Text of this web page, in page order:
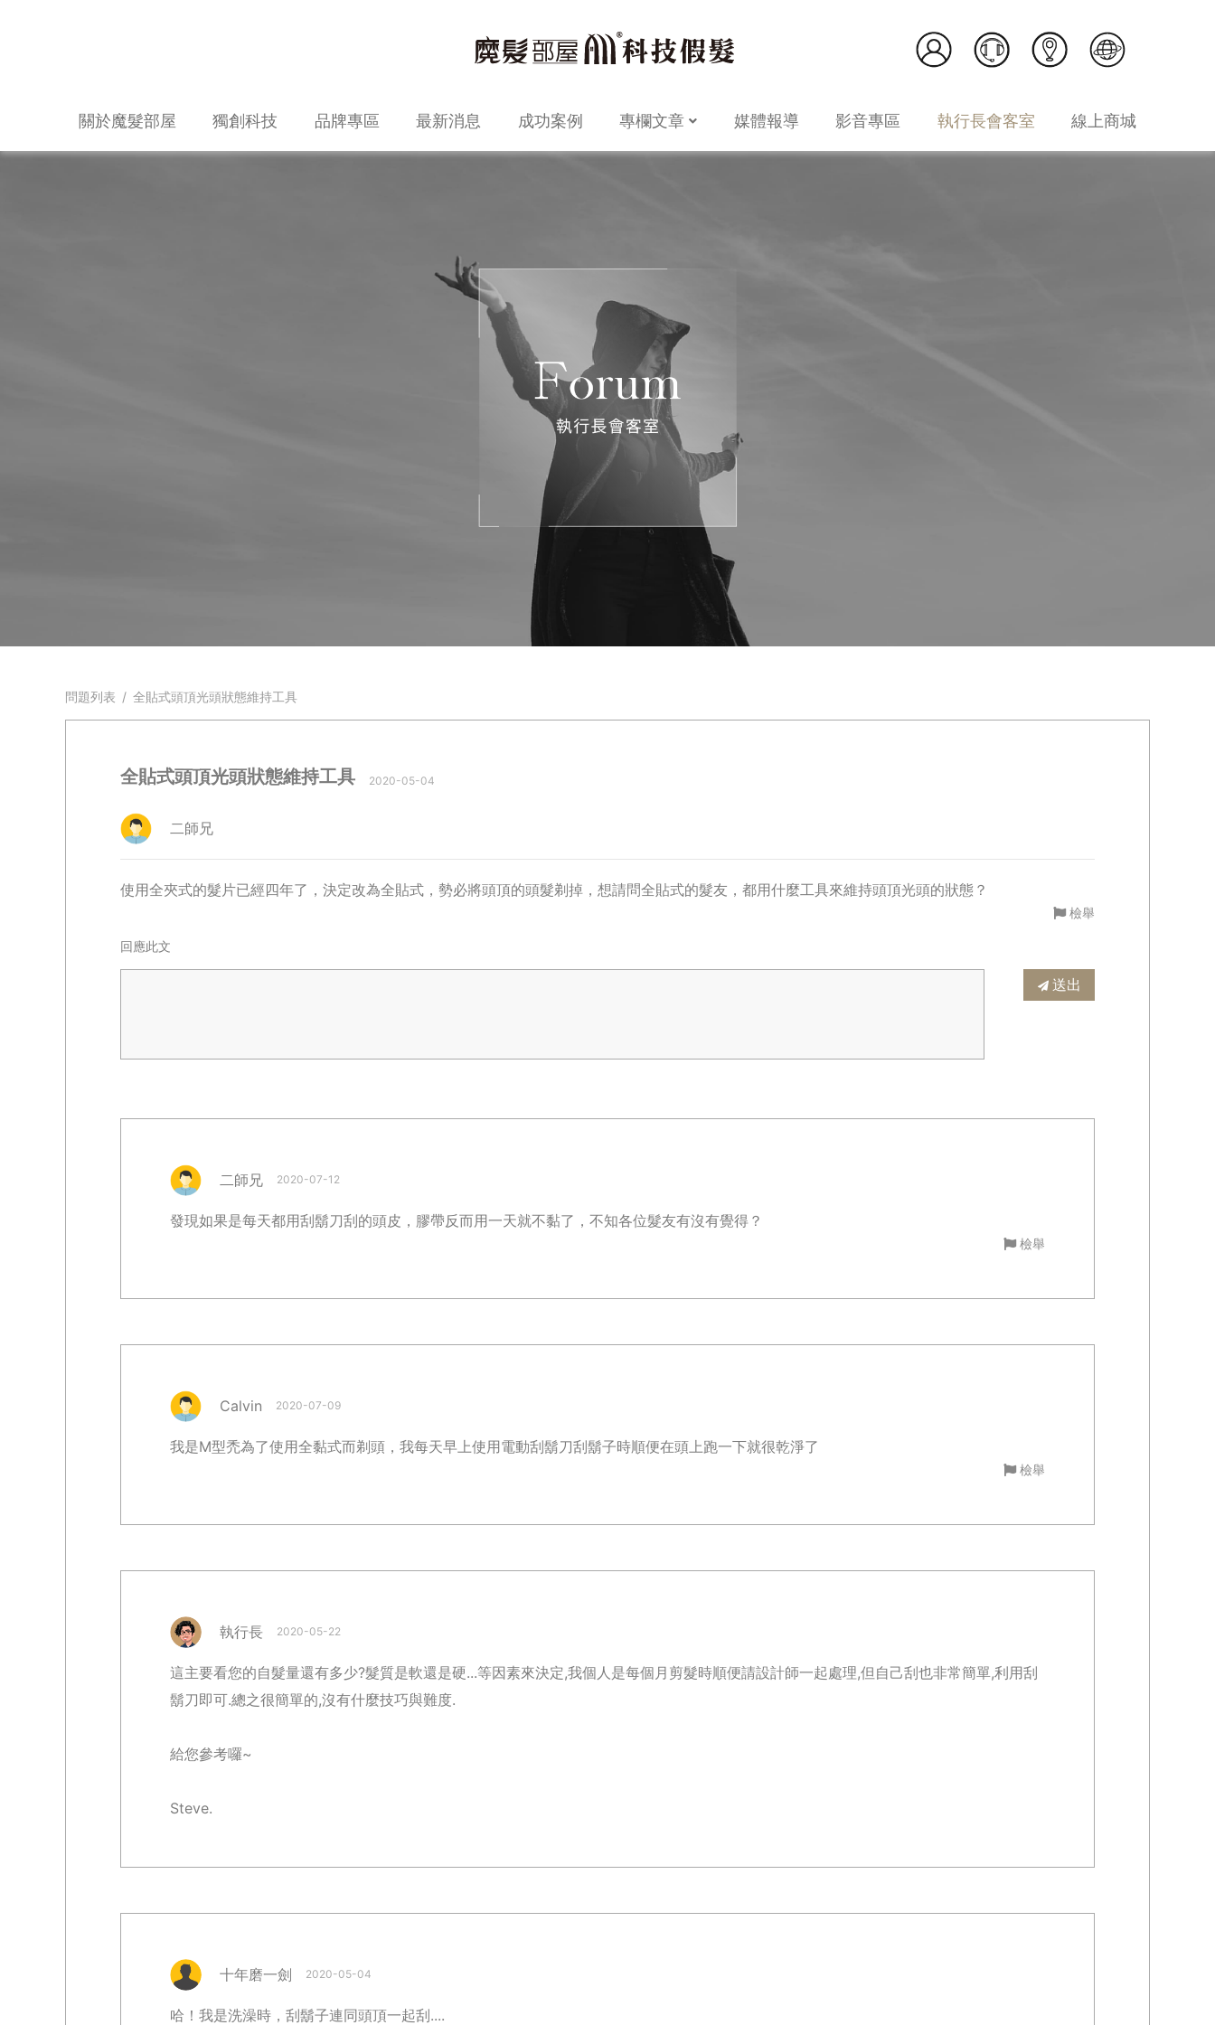
關於魔髮部屋 獨創科技 品牌專區 最新消息 成功案例 專欄文章 媒體報導 影音專區 執行長會客室 線上商城
問題列表 / 全貼式頭頂光頭狀態維持工具
全貼式頭頂光頭狀態維持工具 2020-05-04
二師兄
使用全夾式的髮片已經四年了，決定改為全貼式，勢必將頭頂的頭髮剃掉，想請問全貼式的髮友，都用什麼工具來維持頭頂光頭的狀態？
檢舉
回應此文
送出
二師兄 2020-07-12
發現如果是每天都用刮鬍刀刮的頭皮，膠帶反而用一天就不黏了，不知各位髮友有沒有覺得？
檢舉
Calvin 2020-07-09
我是M型禿為了使用全黏式而剃頭，我每天早上使用電動刮鬍刀刮鬍子時順便在頭上跑一下就很乾淨了
檢舉
執行長 2020-05-22
這主要看您的自髮量還有多少?髮質是軟還是硬...等因素來決定,我個人是每個月剪髮時順便請設計師一起處理,但自己刮也非常簡單,利用刮
鬍刀即可.總之很簡單的,沒有什麼技巧與難度.
給您參考囉~
Steve.
十年磨一劍 2020-05-04
哈！我是洗澡時，刮鬍子連同頭頂一起刮....